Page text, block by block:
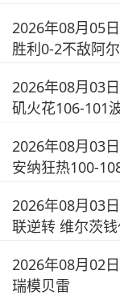
2026年08月05
胜利0-2不敌阿
2026年08月03
矶火花106-101
2026年08月03
安纳狂热100-
2026年08月03
联逆转 维尔茨
2026年08月02
瑞模贝雷